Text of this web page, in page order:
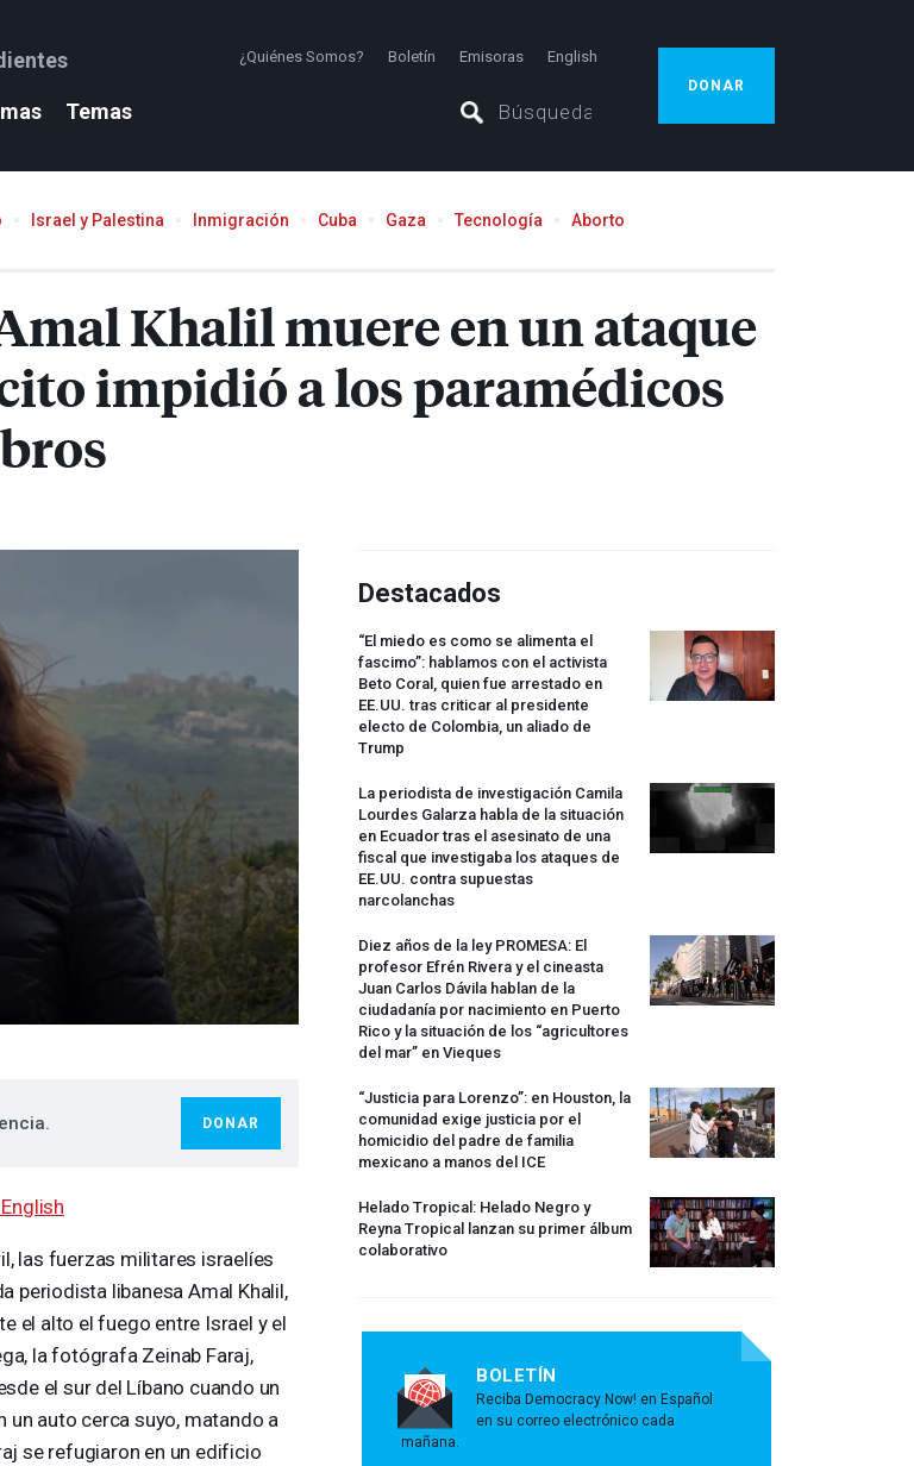
¿Quiénes Somos? Boletín Emisoras English
Temas
DONAR
Israel y Palestina Inmigración Cuba Gaza Tecnología Aborto
Khalil muere en un ataque
impidió a los paramédicos
DONAR
las fuerzas militares israelíes
periodista libanesa Amal Khalil,
el alto el fuego entre Israel y el
la fotógrafa Zeinab Faraj,
el sur del Líbano cuando un
un auto cerca suyo, matando a
se refugiaron en un edificio
Destacados
“El miedo es como se alimenta el
fascimo”: hablamos con el activista
Beto Coral, quien fue arrestado en
EE.UU. tras criticar al presidente
electo de Colombia, un aliado de
Trump
La periodista de investigación Camila
Lourdes Galarza habla de la situación
en Ecuador tras el asesinato de una
fiscal que investigaba los ataques de
EE.UU. contra supuestas
narcolanchas
Diez años de la ley PROMESA: El
profesor Efrén Rivera y el cineasta
Juan Carlos Dávila hablan de la
ciudadanía por nacimiento en Puerto
Rico y la situación de los “agricultores
del mar” en Vieques
“Justicia para Lorenzo”: en Houston, la
comunidad exige justicia por el
homicidio del padre de familia
mexicano a manos del ICE
Helado Tropical: Helado Negro y
Reyna Tropical lanzan su primer álbum
colaborativo
BOLETÍN
Reciba Democracy Now! en Español
en su correo electrónico cada
mañana.